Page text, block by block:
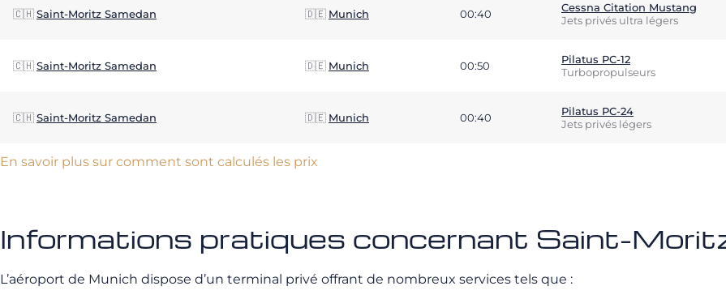
🇨🇭Saint-Moritz Samedan 🇩🇪 Munich 00:40
Cessna Citation Mustang
Jets privés ultra légers
🇨🇭Saint-Moritz Samedan 🇩🇪 Munich 00:50
Pilatus PC-12
Turbopropulseurs
🇨🇭Saint-Moritz Samedan 🇩🇪 Munich 00:40
Pilatus PC-24
Jets privés légers
En savoir plus sur comment sont calculés les prix
Informations pratiques concernant Saint-
L’aéroport de Munich dispose d’un terminal privé offrant de nombreux services tels que :